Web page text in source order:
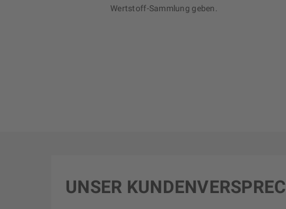
Wertstoff-Sammlung geben.
UNSER